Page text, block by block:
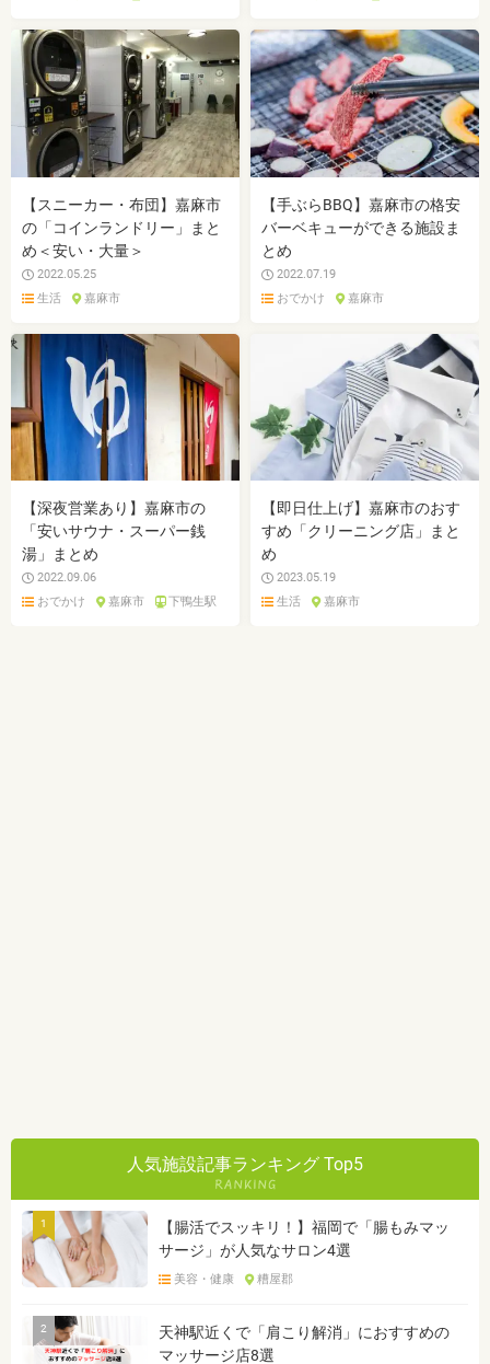
【スニーカー・布団】嘉麻市
の「コインランドリー」まと
め＜安い・大量＞
2022.05.25
生活
嘉麻市
【手ぶらBBQ】嘉麻市の格安
バーベキューができる施設ま
とめ
2022.07.19
おでかけ
嘉麻市
【深夜営業あり】嘉麻市の
「安いサウナ・スーパー銭
湯」まとめ
2022.09.06
おでかけ
嘉麻市 下鴨生駅
【即日仕上げ】嘉麻市のおす
すめ「クリーニング店」まと
め
2023.05.19
生活
嘉麻市
人気施設記事ランキング Top5
1
【腸活でスッキリ！】福岡で「腸もみマッ
サージ」が人気なサロン4選
美容・健康 糟屋郡
2
天神駅近くで「肩こり解消」におすすめの
マッサージ店8選